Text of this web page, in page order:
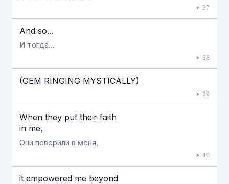
37
And so...
И тогда...
38
(GEM RINGING MYSTICALLY)
39
When they put their faith
in me,
Они поверили в меня,
40
it empowered me beyond